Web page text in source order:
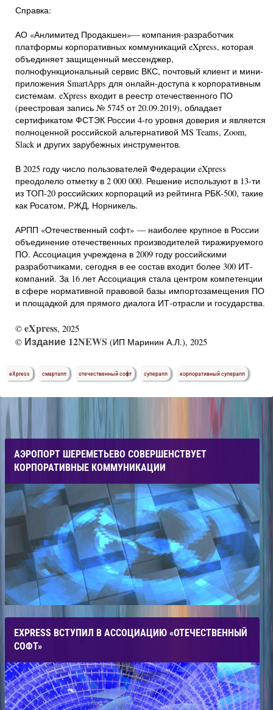
Справка:
АО «Анлимитед Продакшен»— компания-разработчик
платформы корпоративных коммуникаций eXpress, которая
объединяет защищенный мессенджер,
полнофункциональный сервис ВКС, почтовый клиент и мини-
приложения SmartApps для онлайн-доступа к корпоративным
системам. eXpress входит в реестр отечественного ПО
(реестровая запись № 5745 от 20.09.2019), обладает
сертификатом ФСТЭК России 4-го уровня доверия и является
полноценной российской альтернативой MS Teams, Zoom,
Slack и других зарубежных инструментов.
В 2025 году число пользователей Федерации eXpress
преодолело отметку в 2 000 000. Решение используют в 13-ти
из ТОП-20 российских корпораций из рейтинга РБК-500, такие
как Росатом, РЖД, Норникель.
АРПП «Отечественный софт» — наиболее крупное в России
объединение отечественных производителей тиражируемого
ПО. Ассоциация учреждена в 2009 году российскими
разработчиками, сегодня в ее состав входит более 300 ИТ-
компаний. За 16 лет Ассоциация стала центром компетенции
в сфере нормативной правовой базы импортозамещения ПО
и площадкой для прямого диалога ИТ-отрасли и государства.
© eXpress, 2025
© Издание 12NEWS (ИП Маринин А.Л.), 2025
eXpress смартапп отечественный софт суперапп корпоративный суперапп
АЭРОПОРТ ШЕРЕМЕТЬЕВО СОВЕРШЕНСТВУЕТ
КОРПОРАТИВНЫЕ КОММУНИКАЦИИ
EXPRESS ВСТУПИЛ В АССОЦИАЦИЮ «ОТЕЧЕСТВЕННЫЙ
СОФТ»